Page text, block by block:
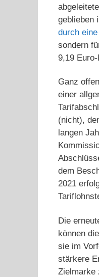
geblieben
durch
sondern
9,19
Ganz
einer
(nicht),
langen
dem
2021
Die
können
sie im
stärkere
Zielmarke